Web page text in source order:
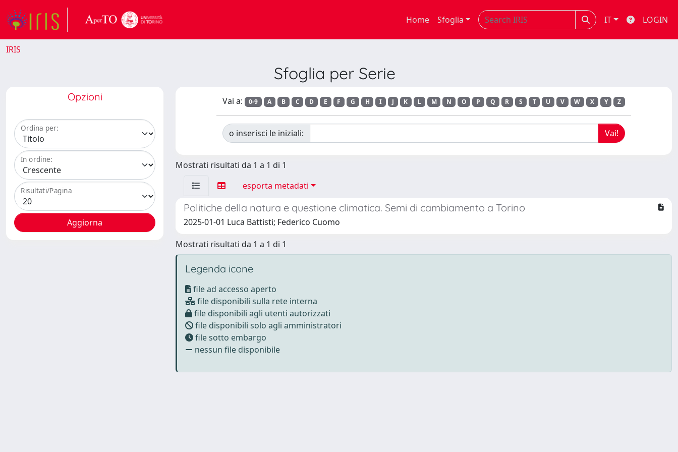
Home Sfoglia IT LOGIN
IRIS
Sfoglia per Serie
Opzioni
Ordina per:
In ordine:
Risultati/Pagina
Vai a: 0-9 A B C D E F G H I J K L M N O P Q R S T U V W X Y Z
o inserisci le iniziali:
Mostrati risultati da 1 a 1 di 1
esporta metadati
Politiche della natura e questione climatica. Semi di cambiamento a Torino
2025-01-01 Luca Battisti; Federico Cuomo
Mostrati risultati da 1 a 1 di 1
Legenda icone
file ad accesso aperto
file disponibili sulla rete interna
file disponibili agli utenti autorizzati
file disponibili solo agli amministratori
file sotto embargo
nessun file disponibile